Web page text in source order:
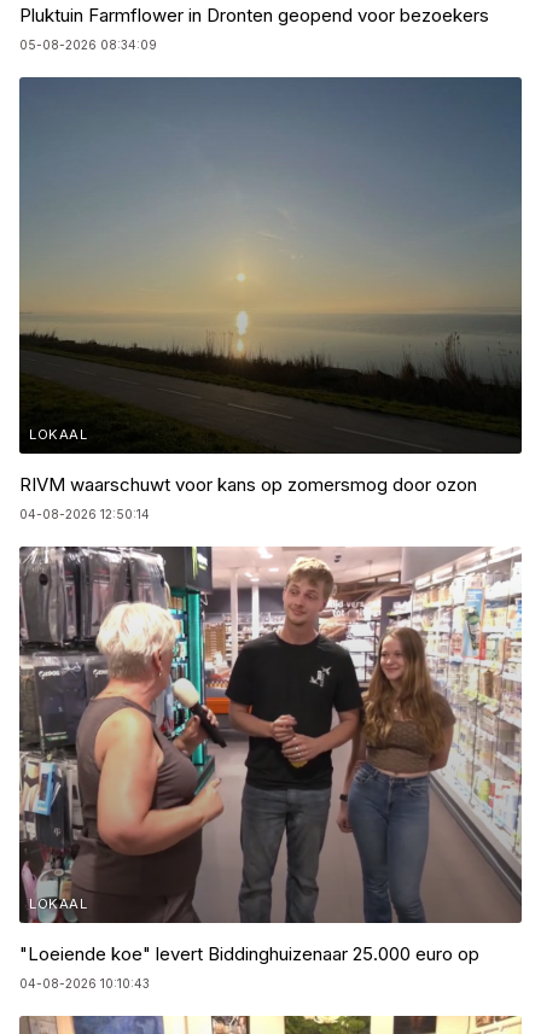
Pluktuin Farmflower in Dronten geopend voor bezoekers
05-08-2026 08:34:09
LOKAAL
RIVM waarschuwt voor kans op zomersmog door ozon
04-08-2026 12:50:14
LOKAAL
"Loeiende koe" levert Biddinghuizenaar 25.000 euro op
04-08-2026 10:10:43